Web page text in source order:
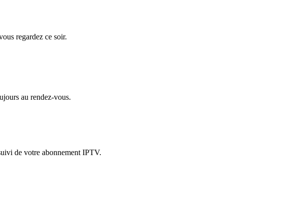
regardez ce soir.
au rendez-vous.
de votre abonnement IPTV.